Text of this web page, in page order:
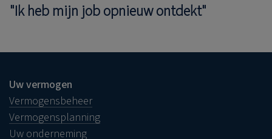
"Ik heb mijn job opnieuw ontdekt"
Uw vermogen
Vermogensbeheer
Vermogensplanning
Uw onderneming